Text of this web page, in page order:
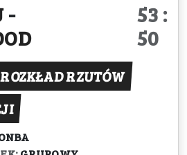
-
53 :
50
ROZKŁAD RZUTÓW